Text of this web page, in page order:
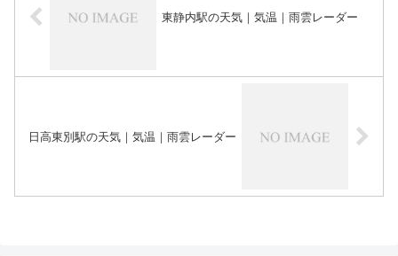
東静内駅の天気｜気温｜雨雲レーダー
日高東別駅の天気｜気温｜雨雲レーダー